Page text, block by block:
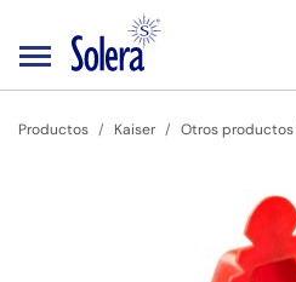
Productos Kaiser Otros productos